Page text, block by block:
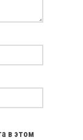
в этом